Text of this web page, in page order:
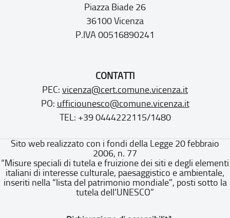
Piazza Biade 26
36100 Vicenza
P.IVA 00516890241
CONTATTI
PEC: vicenza@cert.comune.vicenza.it
PO: ufficiounesco@comune.vicenza.it
TEL: +39 0444222115/1480
Sito web realizzato con i fondi della Legge 20 febbraio
2006, n. 77
“Misure speciali di tutela e fruizione dei siti e degli elementi
italiani di interesse culturale, paesaggistico e ambientale,
inseriti nella “lista del patrimonio mondiale”, posti sotto la
tutela dell’UNESCO”